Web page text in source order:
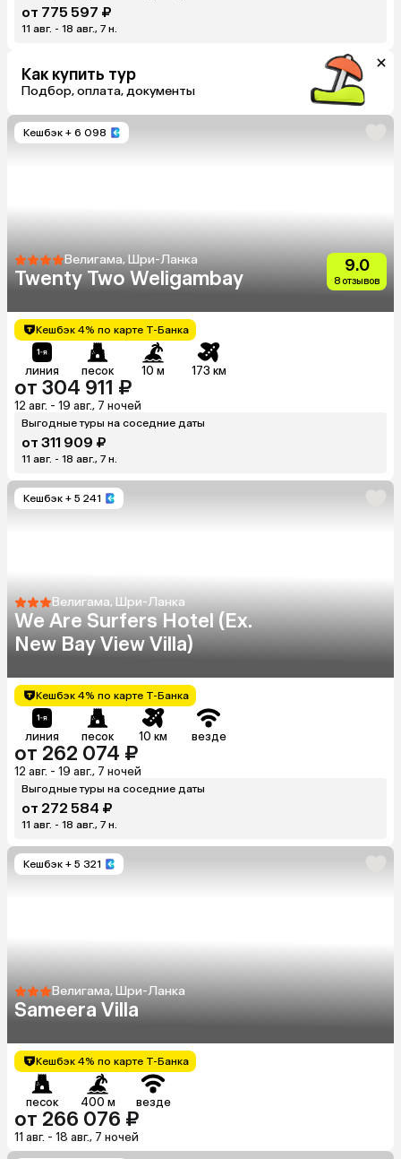
от 775 597 ₽
11 авг. - 18 авг., 7 н.
Как купить тур
Подбор, оплата, документы
Кешбэк + 6 098
Велигама, Шри-Ланка
Twenty Two Weligambay
9.0
8 отзывов
Кешбэк 4% по карте Т-Банка
линия песок 10 м 173 км
от 304 911 ₽
12 авг. - 19 авг., 7 ночей
Выгодные туры на соседние даты
от 311 909 ₽
11 авг. - 18 авг., 7 н.
Кешбэк + 5 241
Велигама, Шри-Ланка
We Are Surfers Hotel (Ex.
New Bay View Villa)
Кешбэк 4% по карте Т-Банка
линия песок 10 км везде
от 262 074 ₽
12 авг. - 19 авг., 7 ночей
Выгодные туры на соседние даты
от 272 584 ₽
11 авг. - 18 авг., 7 н.
Кешбэк + 5 321
Велигама, Шри-Ланка
Sameera Villa
Кешбэк 4% по карте Т-Банка
песок 400 м везде
от 266 076 ₽
11 авг. - 18 авг., 7 ночей